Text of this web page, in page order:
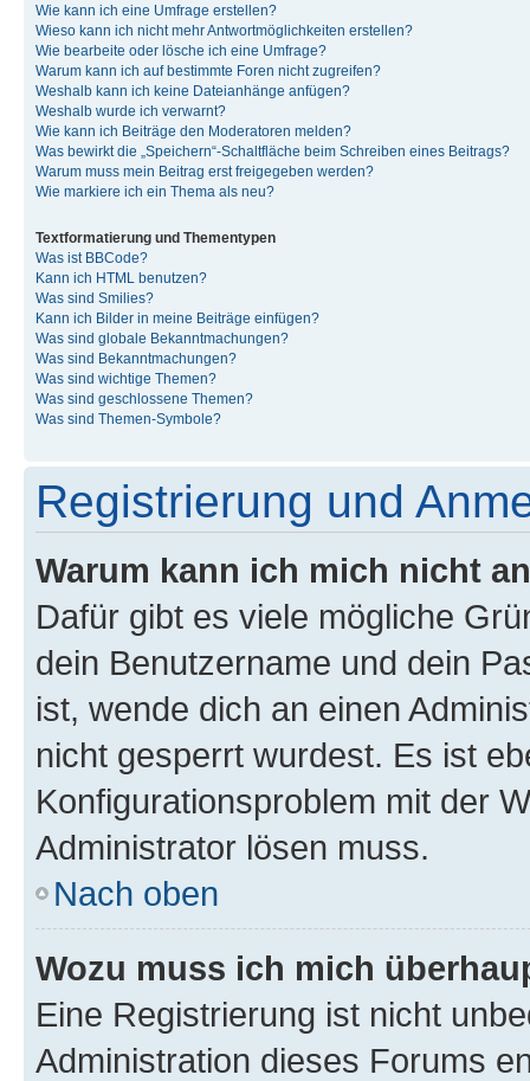
Wie kann ich eine Umfrage erstellen?
Wieso kann ich nicht mehr Antwortmöglichkeiten erstellen?
Wie bearbeite oder lösche ich eine Umfrage?
Warum kann ich auf bestimmte Foren nicht zugreifen?
Weshalb kann ich keine Dateianhänge anfügen?
Weshalb wurde ich verwarnt?
Wie kann ich Beiträge den Moderatoren melden?
Was bewirkt die „Speichern“-Schaltfläche beim Schreiben eines Beitrags?
Warum muss mein Beitrag erst freigegeben werden?
Wie markiere ich ein Thema als neu?
Textformatierung und Thementypen
Was ist BBCode?
Kann ich HTML benutzen?
Was sind Smilies?
Kann ich Bilder in meine Beiträge einfügen?
Was sind globale Bekanntmachungen?
Was sind Bekanntmachungen?
Was sind wichtige Themen?
Was sind geschlossene Themen?
Was sind Themen-Symbole?
Registrierung und
Warum kann ich mich nicht
Dafür gibt es viele mögliche
dein Benutzername und dein
ist, wende dich an einen
nicht gesperrt wurdest. Es ist
Konfigurationsproblem mit der
Administrator lösen muss.
Nach oben
Wozu muss ich mich
Eine Registrierung ist nicht
Administration dieses Forums